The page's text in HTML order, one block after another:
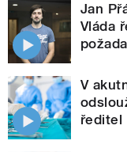
Jan
Vláda
V
ředitel